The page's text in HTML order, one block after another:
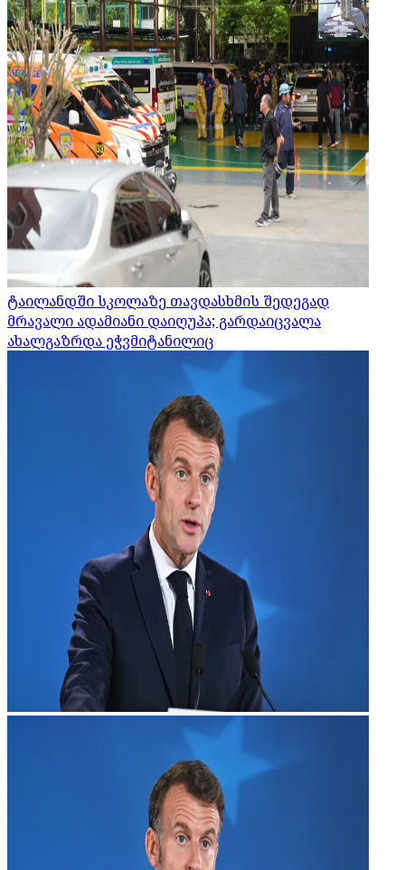
ტაილანდში სკოლაზე თავდასხმის შედეგად
მრავალი ადამიანი დაიღუპა; გარდაიცვალა
ახალგაზრდა ეჭვმიტანილიც